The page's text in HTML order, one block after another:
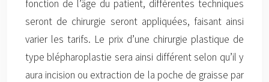
fonction de l’âge du patient, différentes techniques
seront de chirurgie seront appliquées, faisant ainsi
varier les tarifs. Le prix d’une chirurgie plastique de
type blépharoplastie sera ainsi différent selon qu’il y
aura incision ou extraction de la poche de graisse par